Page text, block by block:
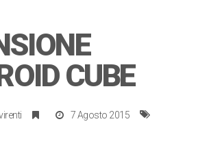
CUBE
7 Agosto 2015